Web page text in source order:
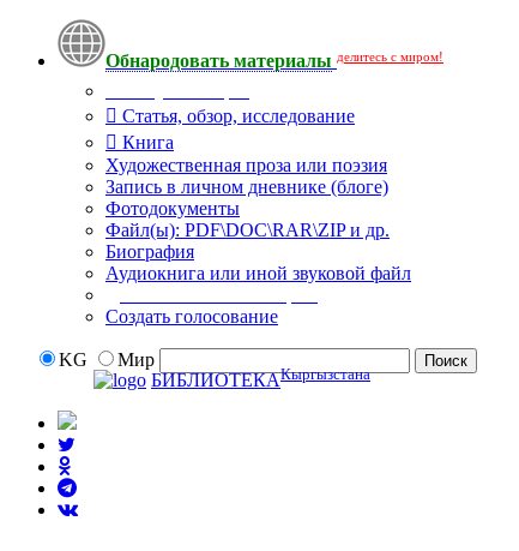
Обнародовать материалы делитесь с миром!
Статья, обзор, исследование
Книга
Художественная проза или поэзия
Запись в личном дневнике (блоге)
Фотодокументы
Файл(ы): PDF\DOC\RAR\ZIP и др.
Биография
Аудиокнига или иной звуковой файл
Создать голосование
KG
Мир
БИБЛИОТЕКАКыргызстана